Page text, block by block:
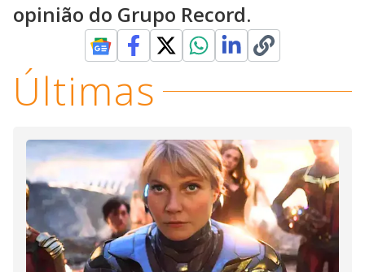
opinião do Grupo Record.
Últimas